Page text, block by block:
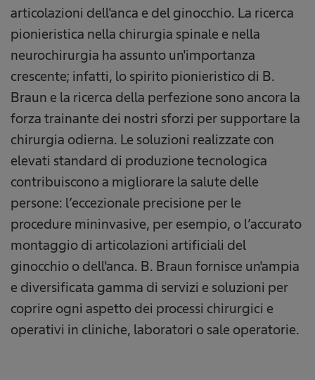
articolazioni dell'anca e del ginocchio. La ricerca
pionieristica nella chirurgia spinale e nella
neurochirurgia ha assunto un'importanza
crescente; infatti, lo spirito pionieristico di B.
Braun e la ricerca della perfezione sono ancora la
forza trainante dei nostri sforzi per supportare la
chirurgia odierna. Le soluzioni realizzate con
elevati standard di produzione tecnologica
contribuiscono a migliorare la salute delle
persone: l’eccezionale precisione per le
procedure mininvasive, per esempio, o l’accurato
montaggio di articolazioni artificiali del
ginocchio o dell'anca. B. Braun fornisce un'ampia
e diversificata gamma di servizi e soluzioni per
coprire ogni aspetto dei processi chirurgici e
operativi in cliniche, laboratori o sale operatorie.